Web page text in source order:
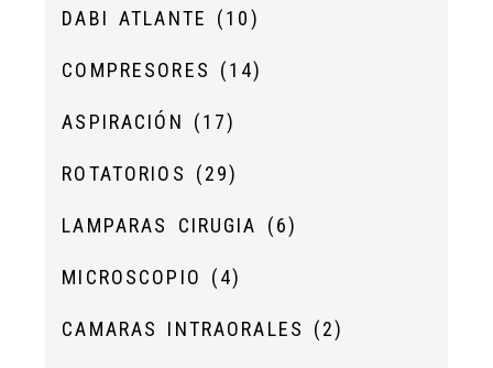
DABI ATLANTE (10)
COMPRESORES (14)
ASPIRACIÓN (17)
ROTATORIOS (29)
LAMPARAS CIRUGIA (6)
MICROSCOPIO (4)
CAMARAS INTRAORALES (2)